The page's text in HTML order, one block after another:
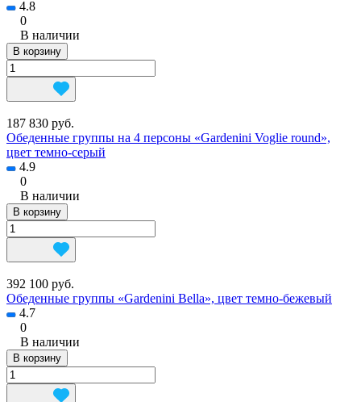
4.8
0
В наличии
В корзину
187 830 руб.
Обеденные группы на 4 персоны «Gardenini Voglie round»,
цвет темно-серый
4.9
0
В наличии
В корзину
392 100 руб.
Обеденные группы «Gardenini Bella», цвет темно-бежевый
4.7
0
В наличии
В корзину